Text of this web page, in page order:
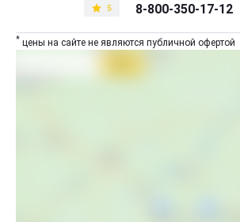
5 8-800-350-17-12
* цены на сайте не являются публичной офертой